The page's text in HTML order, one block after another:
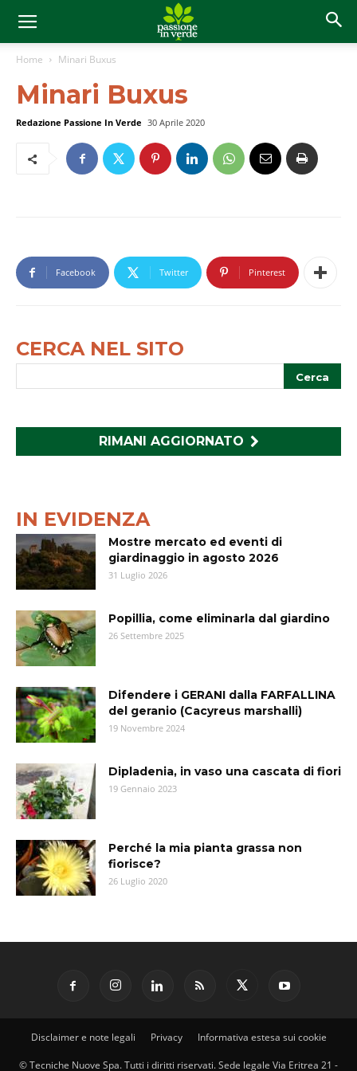
Home Minari Buxus
Minari Buxus
Redazione Passione In Verde 30 Aprile 2020
Facebook Twitter Pinterest
CERCA NEL SITO
RIMANI AGGIORNATO
IN EVIDENZA
Mostre mercato ed eventi di
giardinaggio in agosto 2026
31 Luglio 2026
Popillia, come eliminarla dal giardino
26 Settembre 2025
Difendere i GERANI dalla FARFALLINA
del geranio (Cacyreus marshalli)
19 Novembre 2024
Dipladenia, in vaso una cascata di fiori
19 Gennaio 2023
Perché la mia pianta grassa non
fiorisce?
26 Luglio 2020
Disclaimer e note legali Privacy Informativa estesa sui cookie
© Tecniche Nuove Spa. Tutti i diritti riservati. Sede legale Via Eritrea 21 -